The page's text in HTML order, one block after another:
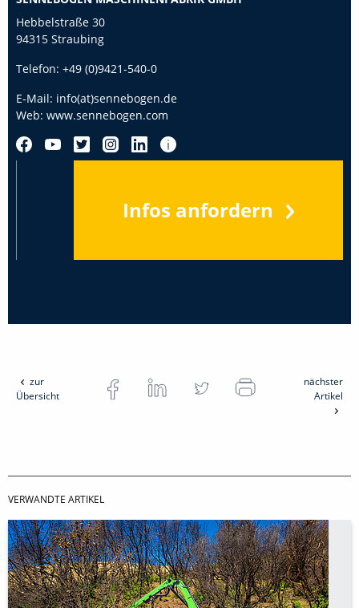
Hebbelstraße 30
94315 Straubing
Telefon: +49 (0)9421-540-0
E-Mail: info(at)sennebogen.de
Web: www.sennebogen.com
Infos anfordern
zur
Übersicht
nächster
Artikel
VERWANDTE ARTIKEL